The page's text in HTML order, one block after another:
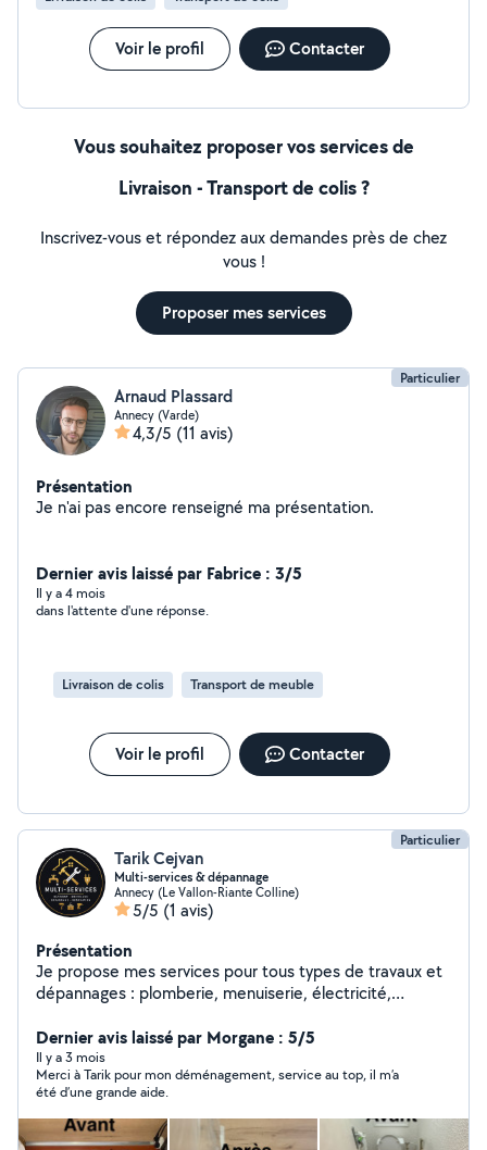
Voir le profil Contacter
Vous souhaitez proposer vos services de
Livraison - Transport de colis ?
Inscrivez-vous et répondez aux demandes près de chez
vous !
Proposer mes services
Particulier
Arnaud Plassard
Annecy (Varde)
4,3/5 (11 avis)
Présentation
Je n'ai pas encore renseigné ma présentation.
Dernier avis laissé par Fabrice : 3/5
Il y a 4 mois
dans l'attente d'une réponse.
Livraison de colis Transport de meuble
Voir le profil Contacter
Particulier
Tarik Cejvan
Multi-services & dépannage
Annecy (Le Vallon-Riante Colline)
5/5 (1 avis)
Présentation
Je propose mes services pour tous types de travaux et
dépannages : plomberie, menuiserie, électricité,
quotidien. Travail sérieux et soigné. Disponible pour
toutes vos interventions. N'hésitez pas à me contacter
pour toute demande.
Dernier avis laissé par Morgane : 5/5
Il y a 3 mois
Merci à Tarik pour mon déménagement, service au top, il m’a
été d’une grande aide.